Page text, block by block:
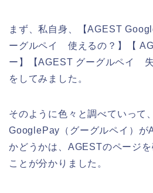
まず、私自身、【AGEST
ーグルペイ 使えるの？】【
ー】【AGEST グーグルペイ
をしてみました。
そのように色々と調べていって
GooglePay（グーグルペイ）が
かどうかは、AGESTのページ
ことが分かりました。